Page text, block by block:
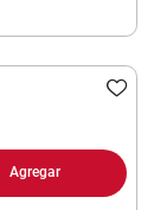
Agregar